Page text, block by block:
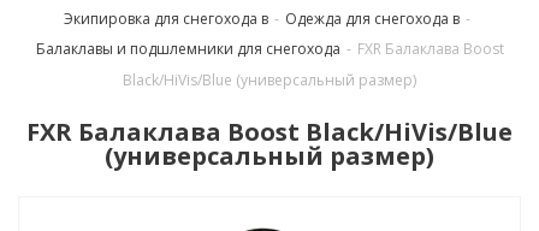
Экипировка для снегохода в - Одежда для снегохода в -
Балаклавы и подшлемники для снегохода - FXR Балаклава Boost
Black/HiVis/Blue (универсальный размер)
FXR Балаклава Boost Black/HiVis/Blue
(универсальный размер)